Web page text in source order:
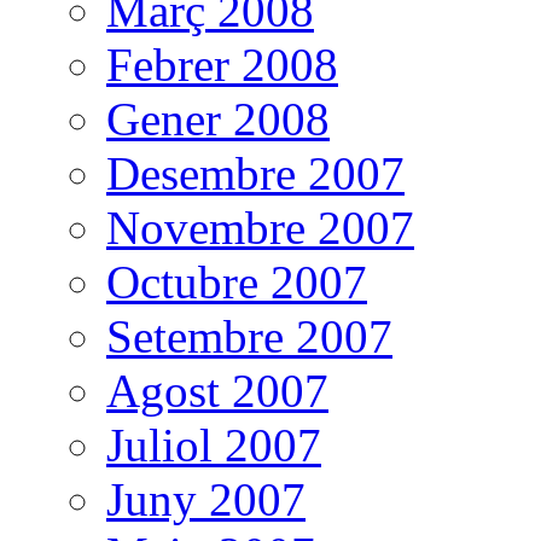
Febrer 2008
Gener 2008
Desembre 2007
Novembre 2007
Octubre 2007
Setembre 2007
Agost 2007
Juliol 2007
Juny 2007